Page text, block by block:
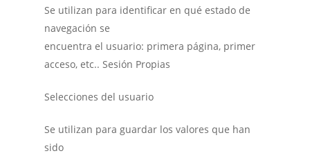
Se utilizan para identificar en qué estado de
navegación se
encuentra el usuario: primera página, primer
acceso, etc.. Sesión Propias
Selecciones del usuario
Se utilizan para guardar los valores que han
sido